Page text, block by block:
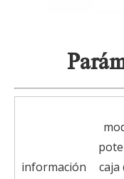
información
caja